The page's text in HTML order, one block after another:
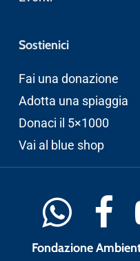
Sostienici
Fai una donazione
Adotta una spiaggia
Donaci il 5×1000
Vai al blue shop
Fondazione